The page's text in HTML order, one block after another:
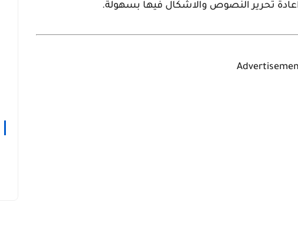
تحرير النصوص والاشكال فيها بسهولة.